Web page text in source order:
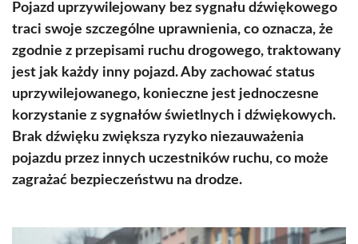
Pojazd uprzywilejowany bez sygnału dźwiękowego
traci swoje szczególne uprawnienia, co oznacza, że
zgodnie z przepisami ruchu drogowego, traktowany
jest jak każdy inny pojazd. Aby zachować status
uprzywilejowanego, konieczne jest jednoczesne
korzystanie z sygnałów świetlnych i dźwiękowych.
Brak dźwięku zwiększa ryzyko niezauważenia
pojazdu przez innych uczestników ruchu, co może
zagrażać bezpieczeństwu na drodze.